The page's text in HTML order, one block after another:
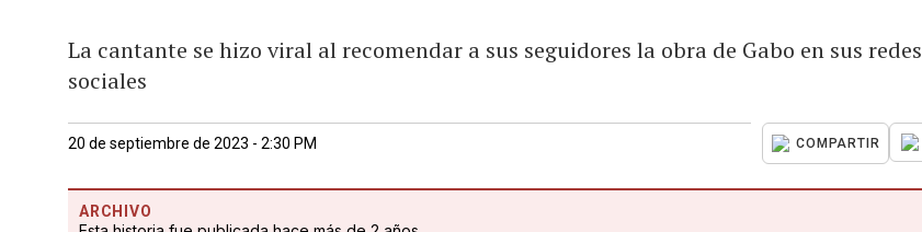
La cantante se hizo viral al recomendar a sus seguidores la obra de Gabo en sus redes
sociales
20 de septiembre de 2023 - 2:30 PM COMPARTIR
ARCHIVO